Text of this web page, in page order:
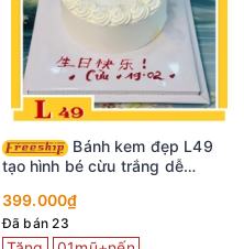
tạo hình bé cừu trắng dễ
399.000₫
Đã bán 23